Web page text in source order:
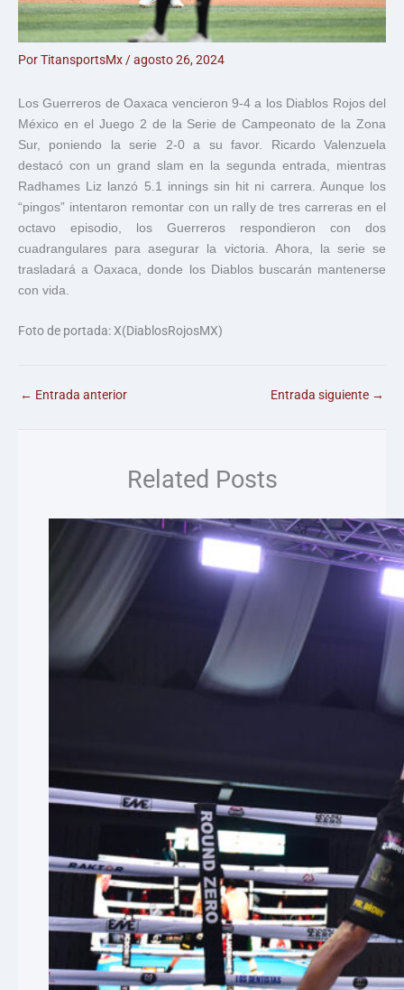
PorTitansportsMx /agosto 26, 2024
Los Guerreros de Oaxaca vencieron 9-4 a los Diablos Rojos del
México en el Juego 2 de la Serie de Campeonato de la Zona
Sur, poniendo la serie 2-0 a su favor. Ricardo Valenzuela
destacó con un grand slam en la segunda entrada, mientras
Radhames Liz lanzó 5.1 innings sin hit ni carrera. Aunque los
“pingos” intentaron remontar con un rally de tres carreras en el
octavo episodio, los Guerreros respondieron con dos
cuadrangulares para asegurar la victoria. Ahora, la serie se
trasladará a Oaxaca, donde los Diablos buscarán mantenerse
con vida.
Foto de portada: X(DiablosRojosMX)
← Entrada anterior Entrada siguiente →
Related Posts